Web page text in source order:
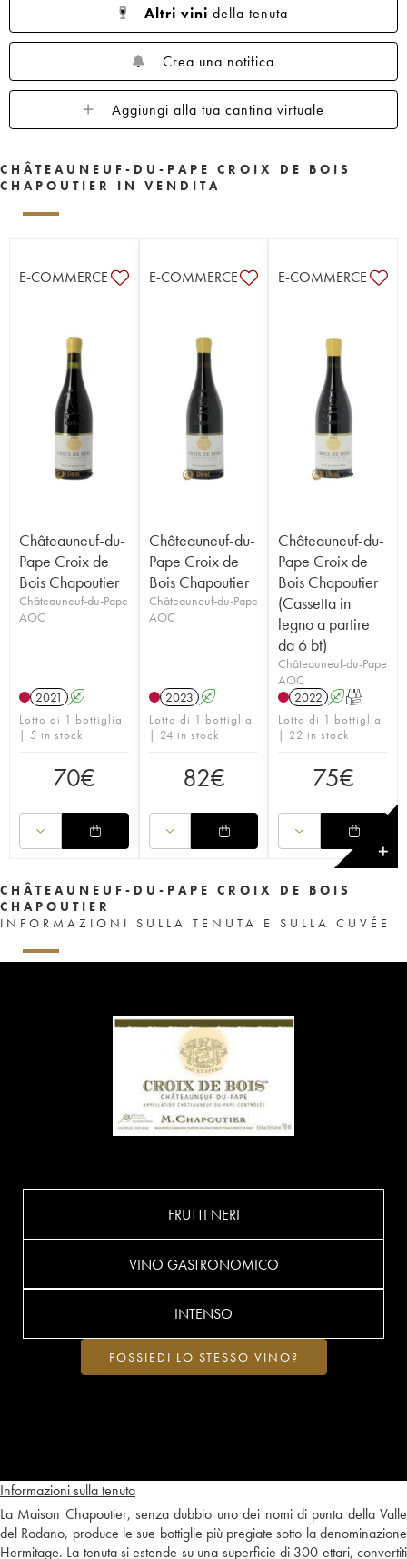
Altri vini della tenuta
Crea una notifica
Aggiungi alla tua cantina virtuale
CHÂTEAUNEUF-DU-PAPE CROIX DE BOIS
CHAPOUTIER IN VENDITA
E-COMMERCE
Châteauneuf-du-
Pape Croix de
Bois Chapoutier
Châteauneuf-du-Pape
AOC
2021 A
Lotto di 1 bottiglia
| 5 in stock
70€
E-COMMERCE
Châteauneuf-du-
Pape Croix de
Bois Chapoutier
Châteauneuf-du-Pape
AOC
2023 A
Lotto di 1 bottiglia
| 24 in stock
82€
E-COMMERCE
Châteauneuf-du-
Pape Croix de
Bois Chapoutier
(Cassetta in
legno a partire
da 6 bt)
Châteauneuf-du-Pape
AOC
2022 AT
Lotto di 1 bottiglia
| 22 in stock
75€
✕
CHÂTEAUNEUF-DU-PAPE CROIX DE BOIS
CHAPOUTIER
INFORMAZIONI SULLA TENUTA E SULLA CUVÉE
Informazioni sulla tenuta
La Maison Chapoutier, senza dubbio uno dei nomi di punta della Valle
del Rodano, produce le sue bottiglie più pregiate sotto la denominazione
Hermitage. La tenuta si estende su una superficie di 300 ettari, convertiti
FRUTTI NERI
VINO GASTRONOMICO
INTENSO
POSSIEDI LO STESSO VINO?